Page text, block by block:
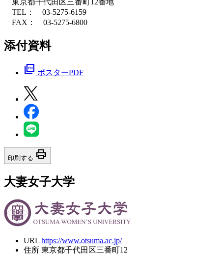
TEL： 03-5275-6159
FAX： 03-5275-6800
添付資料
picture_as_pdf ポスターPDF
印刷する print
大妻女子大学
URL https://www.otsuma.ac.jp/
住所 東京都千代田区三番町12